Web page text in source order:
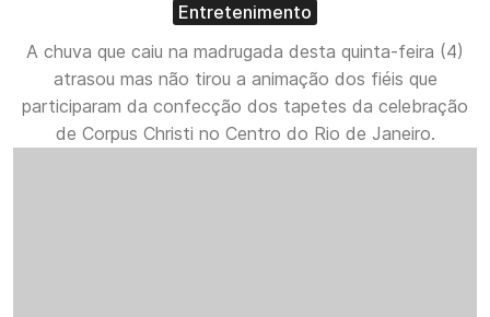
Entretenimento
A chuva que caiu na madrugada desta quinta-feira (4)
atrasou mas não tirou a animação dos fiéis que
participaram da confecção dos tapetes da celebração
de Corpus Christi no Centro do Rio de Janeiro.